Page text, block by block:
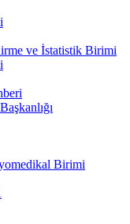
ve İstatistik Birimi
Birimi